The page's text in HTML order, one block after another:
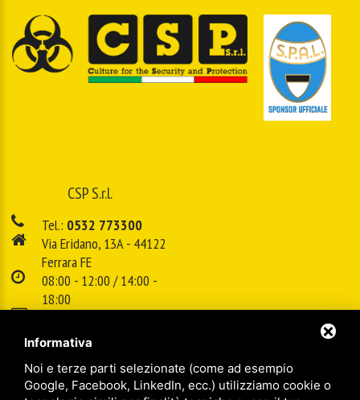
CSP S.r.l.
Tel.: 0532 773300
Via Eridano, 13A - 44122
Ferrara FE
08:00 - 12:00 / 14:00 -
18:00
info@cspsrl.biz
Sitemap / Privacy policy/Legal
Informativa
Noi e terze parti selezionate (come ad esempio
Google, Facebook, LinkedIn, ecc.) utilizziamo cookie o